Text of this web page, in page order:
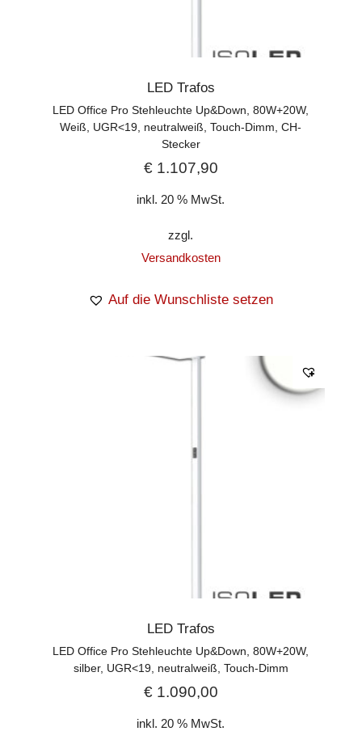
LED Trafos
LED Office Pro Stehleuchte Up&Down, 80W+20W,
Weiß, UGR<19, neutralweiß, Touch-Dimm, CH-
Stecker
€1.107,90
inkl. 20 % MwSt.
zzgl.
Versandkosten
Auf die Wunschliste setzen
LED Trafos
LED Office Pro Stehleuchte Up&Down, 80W+20W,
silber, UGR<19, neutralweiß, Touch-Dimm
€1.090,00
inkl. 20 % MwSt.